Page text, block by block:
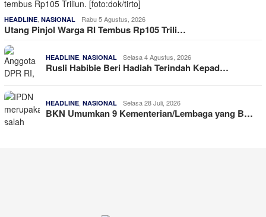
HEADLINE NASIONAL Rabu 5 Agustus, 2026
Utang Pinjol Warga RI Tembus Rp105 Trili…
HEADLINE NASIONAL Selasa 4 Agustus, 2026
Rusli Habibie Beri Hadiah Terindah Kepad…
HEADLINE NASIONAL Selasa 28 Juli, 2026
BKN Umumkan 9 Kementerian/Lembaga yang B…